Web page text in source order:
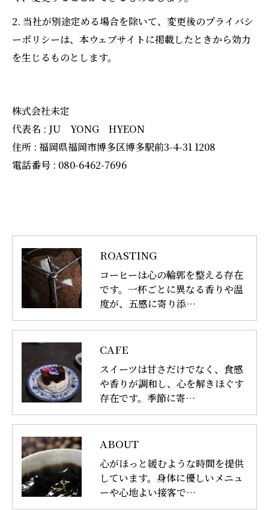
2. 当社が別途定める場合を除いて、変更後のプライバシ
ーポリシーは、本ウェブサイトに掲載したときから効力
を生じるものとします。
株式会社未定
代表名 : JU YONG HYEON
住所 : 福岡県福岡市博多区博多駅前3-4-31 1208
電話番号 : 080-6462-7696
ROASTING
コーヒーは心の輪郭を整える存在
です。一杯ごとに異なる香りや温
度が、五感に寄り添…
CAFE
スイーツは甘さだけでなく、食感
や香りが調和し、心を解きほぐす
存在です。季節に寄…
ABOUT
心がほっと緩むような時間を提供
しています。身体に優しいメニュ
ーや心地よい接客で…